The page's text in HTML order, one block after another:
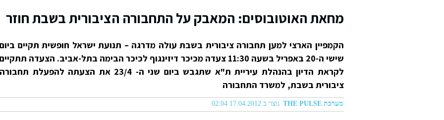
מחאת האוטובוסים: המאבק על התחבורה הציבורית בשבת חוזר
הקמפיין הארצי למען תחבורה ציבורית בשבת עולה מדרגה – תנועת ישראל חופשית תקיים ביום
שישי ה-20 באפריל בשעה 11:30 צעדה מכיכר דיזינגוף לכיכר הבימה בתל-אביב. הצעדה תתקיים
לקראת הדיון בהנהלת עיריית ת"א שתגבש ביום שני ה- 23/4 את הצעתה להפעלת תחבורה
ציבורית בשבת, למשרד התחבורה
מערכת THE PULSE נוצר ב 17.04.2012 02:04